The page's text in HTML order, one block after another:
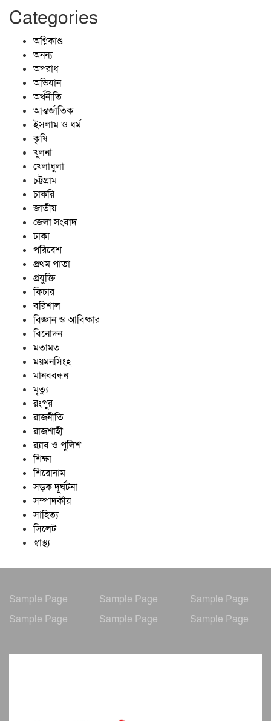
Categories
অগ্নিকাণ্ড
অনন্য
অপরাধ
অভিযান
অর্থনীতি
আন্তর্জাতিক
ইসলাম ও ধর্ম
কৃষি
খুলনা
খেলাধুলা
চট্টগ্রাম
চাকরি
জাতীয়
জেলা সংবাদ
ঢাকা
পরিবেশ
প্রথম পাতা
প্রযুক্তি
ফিচার
বরিশাল
বিজ্ঞান ও আবিষ্কার
বিনোদন
মতামত
ময়মনসিংহ
মানববন্ধন
মৃত্যু
রংপুর
রাজনীতি
রাজশাহী
র‍্যাব ও পুলিশ
শিক্ষা
শিরোনাম
সড়ক দূর্ঘটনা
সম্পাদকীয়
সাহিত্য
সিলেট
স্বাস্থ্য
Sample Page Sample Page
Sample Page
Sample Page
Sample Page Sample Page